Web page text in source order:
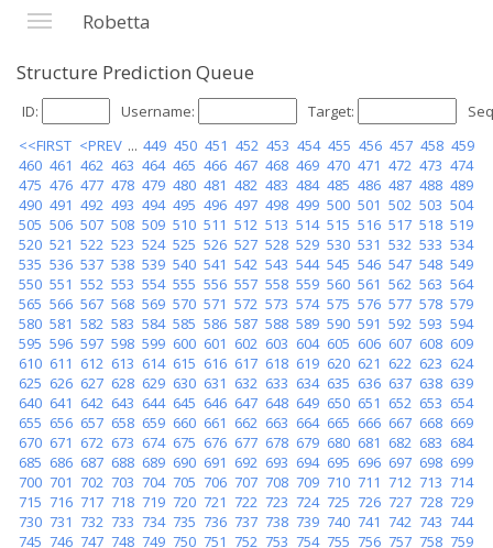
Robetta
Structure Prediction Queue
ID: Username: Target:
<<FIRST <PREV ... 449 450 451 452 453 454 455 456 457 458 459
460 461 462 463 464 465 466 467 468 469 470 471 472 473 474
475 476 477 478 479 480 481 482 483 484 485 486 487 488 489
490 491 492 493 494 495 496 497 498 499 500 501 502 503 504
505 506 507 508 509 510 511 512 513 514 515 516 517 518 519
520 521 522 523 524 525 526 527 528 529 530 531 532 533 534
535 536 537 538 539 540 541 542 543 544 545 546 547 548 549
550 551 552 553 554 555 556 557 558 559 560 561 562 563 564
565 566 567 568 569 570 571 572 573 574 575 576 577 578 579
580 581 582 583 584 585 586 587 588 589 590 591 592 593 594
595 596 597 598 599 600 601 602 603 604 605 606 607 608 609
610 611 612 613 614 615 616 617 618 619 620 621 622 623 624
625 626 627 628 629 630 631 632 633 634 635 636 637 638 639
640 641 642 643 644 645 646 647 648 649 650 651 652 653 654
655 656 657 658 659 660 661 662 663 664 665 666 667 668 669
670 671 672 673 674 675 676 677 678 679 680 681 682 683 684
685 686 687 688 689 690 691 692 693 694 695 696 697 698 699
700 701 702 703 704 705 706 707 708 709 710 711 712 713 714
715 716 717 718 719 720 721 722 723 724 725 726 727 728 729
730 731 732 733 734 735 736 737 738 739 740 741 742 743 744
745 746 747 748 749 750 751 752 753 754 755 756 757 758 759